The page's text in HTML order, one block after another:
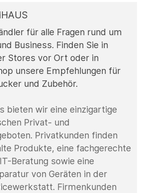
für alle Fragen rund um
Business. Finden Sie in
Stores vor Ort oder in
unsere Empfehlungen für
und Zubehör.
bieten wir eine einzigartige
Privat- und
Privatkunden finden
Produkte, eine fachgerechte
Beratung sowie eine
von Geräten in der
Firmenkunden